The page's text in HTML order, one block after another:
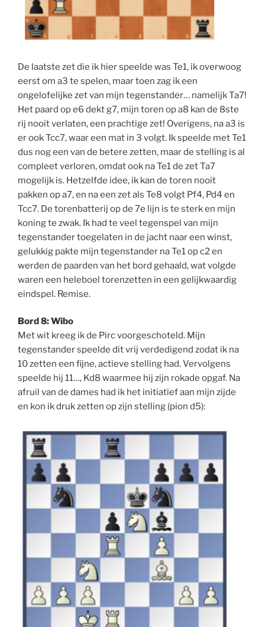
De laatste zet die ik hier speelde was Te1, ik overwoog
eerst om a3 te spelen, maar toen zag ik een
ongelofelijke zet van mijn tegenstander… namelijk Ta7!
Het paard op e6 dekt g7, mijn toren op a8 kan de 8ste
rij nooit verlaten, een prachtige zet! Overigens, na a3 is
er ook Tcc7, waar een mat in 3 volgt. Ik speelde met Te1
dus nog een van de betere zetten, maar de stelling is al
compleet verloren, omdat ook na Te1 de zet Ta7
mogelijk is. Hetzelfde idee, ik kan de toren nooit
pakken op a7, en na een zet als Te8 volgt Pf4, Pd4 en
Tcc7. De torenbatterij op de 7e lijn is te sterk en mijn
koning te zwak. Ik had te veel tegenspel van mijn
tegenstander toegelaten in de jacht naar een winst,
gelukkig pakte mijn tegenstander na Te1 op c2 en
werden de paarden van het bord gehaald, wat volgde
waren een heleboel torenzetten in een gelijkwaardig
eindspel. Remise.
Bord 8: Wibo
Met wit kreeg ik de Pirc voorgeschoteld. Mijn
tegenstander speelde dit vrij verdedigend zodat ik na
10 zetten een fijne, actieve stelling had. Vervolgens
speelde hij 11…, Kd8 waarmee hij zijn rokade opgaf. Na
afruil van de dames had ik het initiatief aan mijn zijde
en kon ik druk zetten op zijn stelling (pion d5):